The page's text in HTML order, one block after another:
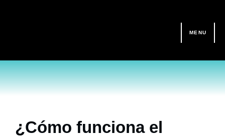
MENU
¿Cómo funciona el